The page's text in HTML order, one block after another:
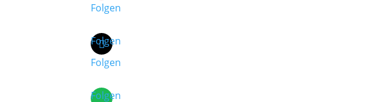
Folgen
Folgen
Folgen
Folgen